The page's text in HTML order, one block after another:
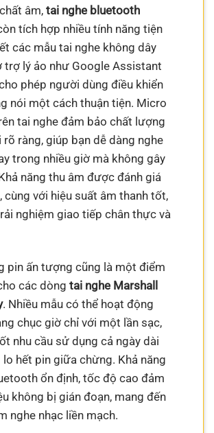
âm,tai nghe bluetooth
tích hợp nhiều tính năng tiện
các mẫu tai nghe không dây
trợ lý ảo như Google Assistant
phép người dùng điều khiển
nói một cách thuận tiện. Micro
tai nghe đảm bảo chất lượng
ràng, giúp bạn dễ dàng nghe
trong nhiều giờ mà không gây
năng thu âm được đánh giá
cùng với hiệu suất âm thanh tốt,
nghiệm giao tiếp chân thực và
pin ấn tượng cũng là một điểm
các dòngtai nghe Marshall
. Nhiều mẫu có thể hoạt động
chục giờ chỉ với một lần sạc,
nhu cầu sử dụng cả ngày dài
lo hết pin giữa chừng. Khả năng
ổn định, tốc độ cao đảm
không bị gián đoạn, mang đến
nghe nhạc liền mạch.